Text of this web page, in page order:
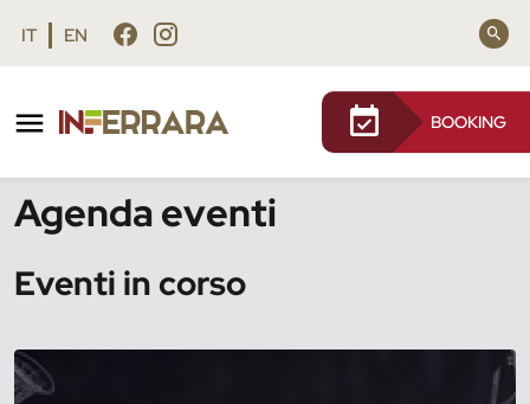
Vai al contenuto principale
Vai al footer
IT EN
BOOKING
Agenda eventi
Eventi in corso